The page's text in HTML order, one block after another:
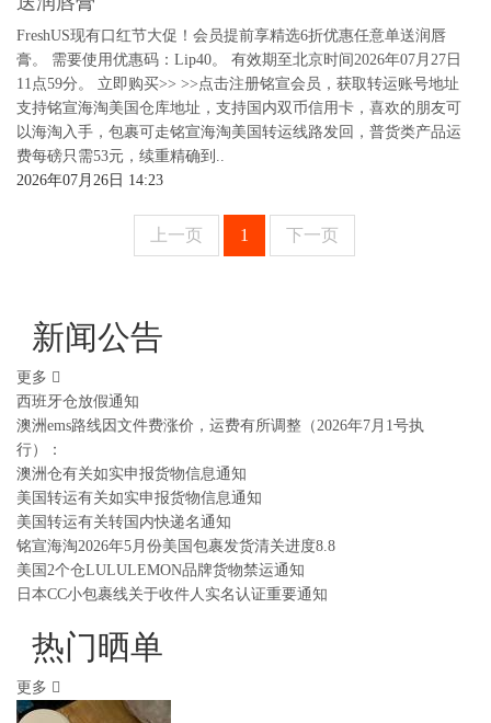
FreshUS现有口红节大促！会员提前享精选6折优惠任意单送润唇
膏。 需要使用优惠码：Lip40。 有效期至北京时间2026年07月27日
11点59分。 立即购买>> >>点击注册铭宣会员，获取转运账号地址
支持铭宣海淘美国仓库地址，支持国内双币信用卡，喜欢的朋友可
以海淘入手，包裹可走铭宣海淘美国转运线路发回，普货类产品运
费每磅只需53元，续重精确到..
2026年07月26日 14:23
上一页 1 下一页
新闻公告
更多
西班牙仓放假通知
澳洲ems路线因文件费涨价，运费有所调整（2026年7月1号执
行）：
澳洲仓有关如实申报货物信息通知
美国转运有关如实申报货物信息通知
美国转运有关转国内快递名通知
铭宣海淘2026年5月份美国包裹发货清关进度8.8
美国2个仓LULULEMON品牌货物禁运通知
日本CC小包裹线关于收件人实名认证重要通知
热门晒单
更多